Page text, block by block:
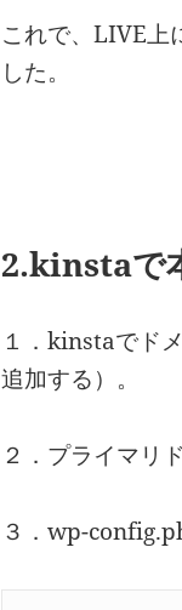
これで、LIVE上
した。
2.kinstaで
１．kinstaでド
追加する）。
２．プライマリ
３．wp-